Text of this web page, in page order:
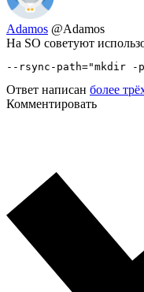
Adamos @Adamos
На SO советуют
--rsync-path="mkdir -
Ответ написан более
Комментировать